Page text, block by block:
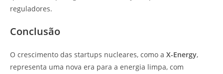
reguladores.
Conclusão
O crescimento das startups nucleares, como a X-Energy,
representa uma nova era para a energia limpa, com